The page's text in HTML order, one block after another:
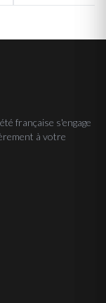
française s'engage
à votre